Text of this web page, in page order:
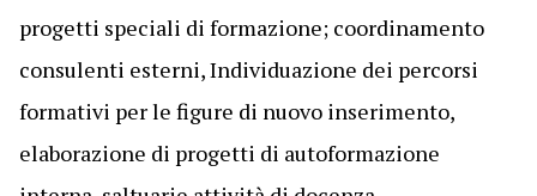
progetti speciali di formazione; coordinamento
consulenti esterni, Individuazione dei percorsi
formativi per le figure di nuovo inserimento,
elaborazione di progetti di autoformazione